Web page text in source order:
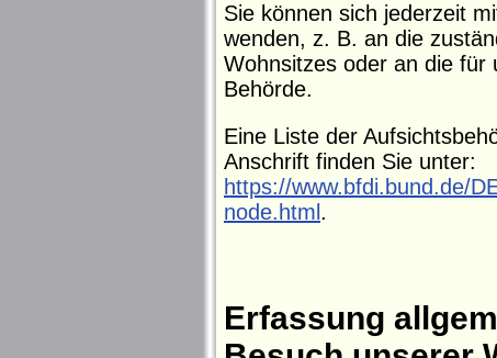
Sie können sich jederzeit
wenden, z. B. an die
Wohnsitzes oder an die für
Behörde.
Eine Liste der
Anschrift finden Sie unter:
https://www.bfdi.bund.de/
node.html .
Erfassung